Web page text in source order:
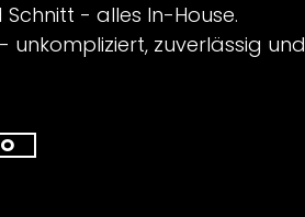
- alles In-House.
zuverlässig und